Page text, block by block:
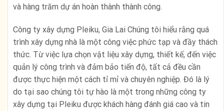
và hàng trăm dự án hoàn thành thành công.
Công ty xây dựng Pleiku, Gia Lai Chúng tôi hiểu rằng quá
trình xây dựng nhà là một công việc phức tạp và đầy thách
thức. Từ việc lựa chọn vật liệu xây dựng, thiết kế, đến việc
quản lý công trình và đảm bảo tiến độ, tất cả đều cần
được thực hiện một cách tỉ mỉ và chuyên nghiệp. Đó là lý
do tại sao chúng tôi tự hào là một trong những công ty
xây dựng tại Pleiku được khách hàng đánh giá cao và tin